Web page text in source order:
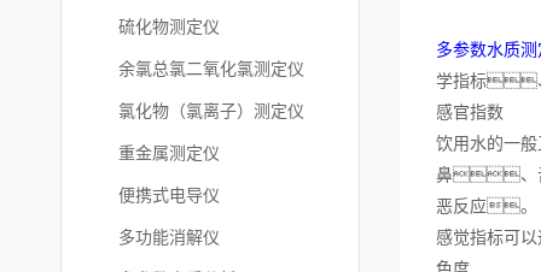
硫化物测定仪
余氯总氯二氧化氯测定仪
氯化物（氯离子）测定仪
重金属测定仪
便携式电导仪
多功能消解仪
多参数水质
学指标
感官指数
饮用水的
鼻、舌
恶反应。
感觉指标可